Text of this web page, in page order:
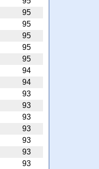
95
95
95
95
95
94
94
93
93
93
93
93
93
93